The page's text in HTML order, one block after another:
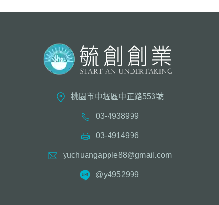
桃園市中壢區中正路553號
03-4938999
03-4914996
yuchuangapple88@gmail.com
@y4952999